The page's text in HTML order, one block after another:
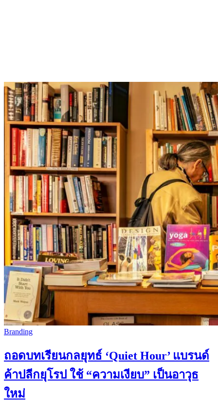
Branding
ถอดบทเรียนกลยุทธ์ ‘Quiet Hour’ แบรนด์
ค้าปลีกยุโรป ใช้ “ความเงียบ” เป็นอาวุธ
ใหม่